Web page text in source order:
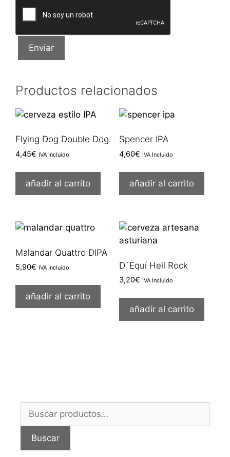
Productos relacionados
Flying Dog Double Dog
4,45€ IVA Incluido
añadir al carrito
Spencer IPA
4,60€ IVA Incluido
añadir al carrito
Malandar Quattro DIPA
5,90€ IVA Incluido
añadir al carrito
D´Equí Heil Rock
3,20€ IVA Incluido
añadir al carrito
Buscar
Buscar